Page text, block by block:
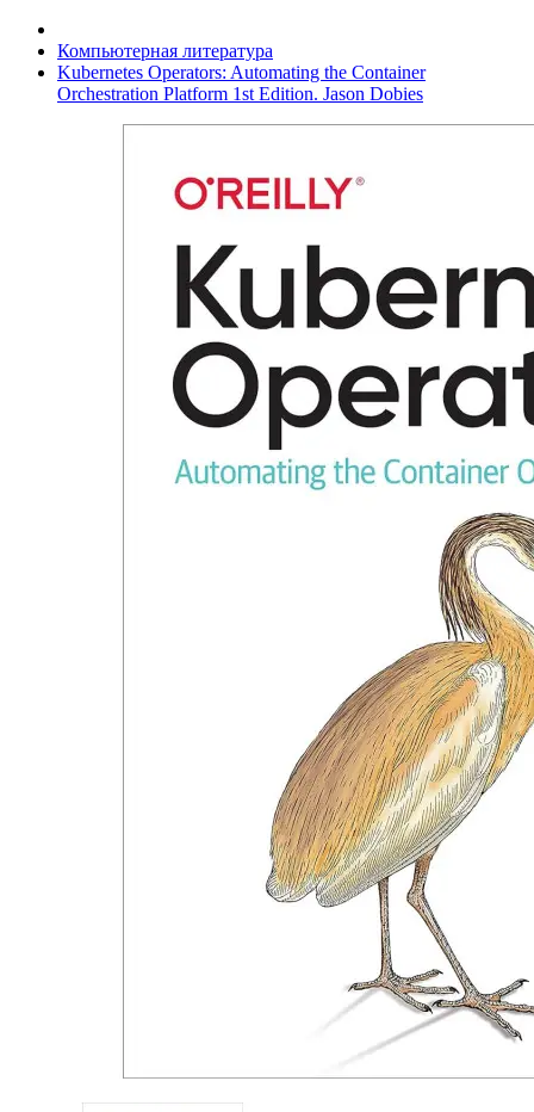
Компьютерная литература
Kubernetes Operators: Automating the Container
Orchestration Platform 1st Edition. Jason Dobies